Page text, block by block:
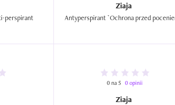
Ziaja
0 na 5 0 opinii
Ziaja